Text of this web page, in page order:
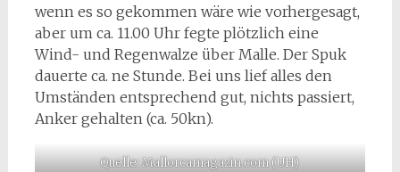
wenn es so gekommen wäre wie vorhergesagt,
aber um ca. 11.00 Uhr fegte plötzlich eine
Wind- und Regenwalze über Malle. Der Spuk
dauerte ca. ne Stunde. Bei uns lief alles den
Umständen entsprechend gut, nichts passiert,
Anker gehalten (ca. 50kn).
Quelle: Mallorcamagazin.com (UH)